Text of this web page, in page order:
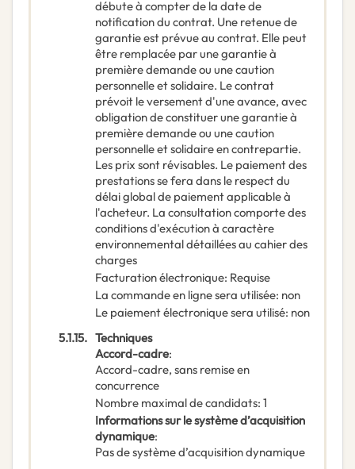
débute à compter de la date de
notification du contrat. Une retenue de
garantie est prévue au contrat. Elle peut
être remplacée par une garantie à
première demande ou une caution
personnelle et solidaire. Le contrat
prévoit le versement d'une avance, avec
obligation de constituer une garantie à
première demande ou une caution
personnelle et solidaire en contrepartie.
Les prix sont révisables. Le paiement des
prestations se fera dans le respect du
délai global de paiement applicable à
l'acheteur. La consultation comporte des
conditions d'exécution à caractère
environnemental détaillées au cahier des
charges
Facturation électronique: Requise
La commande en ligne sera utilisée: non
Le paiement électronique sera utilisé: non
5.1.15. Techniques
Accord-cadre:
Accord-cadre, sans remise en
concurrence
Nombre maximal de candidats: 1
Informations sur le système d’acquisition
dynamique:
Pas de système d’acquisition dynamique